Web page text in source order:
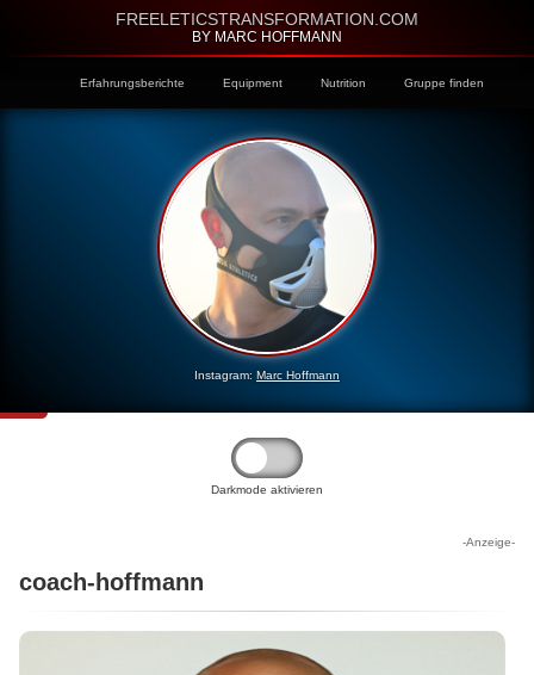
FREELETICSTRANSFORMATION.COM
BY MARC HOFFMANN
Erfahrungsberichte Equipment Nutrition Gruppe finden
Instagram: Marc Hoffmann
Darkmode aktivieren
-Anzeige-
coach-hoffmann